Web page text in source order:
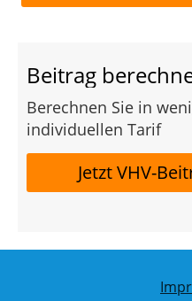
Beitrag
Berechnen Sie in
individuellen Tarif
Jetzt VHV-